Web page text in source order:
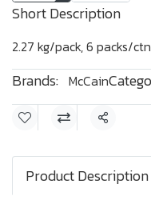
Short Description
2.27 kg/pack, 6 packs/ctn
Brands: McCain
Share
Product Description